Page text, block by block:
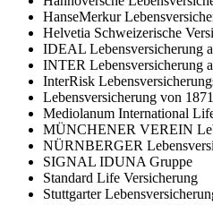
HanseMerkur
Helvetia Schweizerische
IDEAL Lebensversicherung
INTER Lebensversicherung
InterRisk
Lebensversicherung von
Mediolanum International
MÜNCHENER VEREIN
NÜRNBERGER
SIGNAL IDUNA Gruppe
Standard Life Versicherung
Stuttgarter